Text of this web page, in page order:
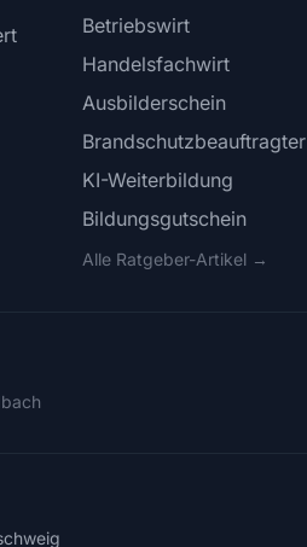
Betriebswirt
Handelsfachwirt
Ausbilderschein
Brandschutzbeauftragter
KI-Weiterbildung
Bildungsgutschein
Alle Ratgeber-Artikel →